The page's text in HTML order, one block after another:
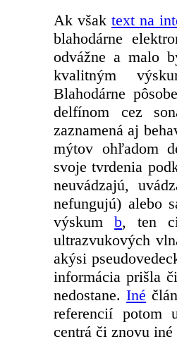
Ak však text na
blahodárne
odvážne a malo
kvalitným
Blahodárne
delfínom cez
zaznamená aj
mýtov ohľadom
svoje tvrdenia
neuvádzajú,
nefungujú) alebo
výskumb, ten
ultrazvukových
akýsi
informácia prišla
nedostane.Iné
referencií potom
centrá či znovu